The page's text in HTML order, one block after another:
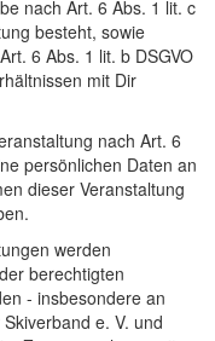
nach Art. 6 Abs. 1 lit. c
besteht, sowie
6 Abs. 1 lit. b DSGVO
mit Dir
nach Art. 6
persönlichen Daten an
dieser Veranstaltung
werden
berechtigten
- insbesondere an
e. V. und